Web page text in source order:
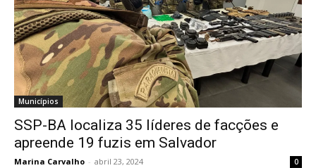
Municípios
SSP-BA localiza 35 líderes de facções e
apreende 19 fuzis em Salvador
Marina Carvalho - abril 23, 2024 0